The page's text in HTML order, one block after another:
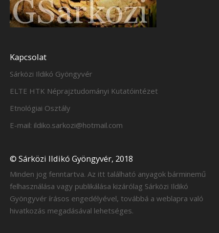
Kapcsolat
Sárközi Ildikó Gyöngyvér
ELTE HTK Néprajztudományi Kutatóintézet
Etnológiai Osztály
E-mail: ildiko.sarkozi@hotmail.com
© Sárközi Ildikó Gyöngyvér, 2018
Minden jog fenntartva. Az itt található anyagok bárminemű
felhasználása vagy publikálása kizárólag Sárközi Ildikó
Gyöngyvér írásos engedélyével, továbbá a weblapra való
hivatkozás megadásával lehetséges.